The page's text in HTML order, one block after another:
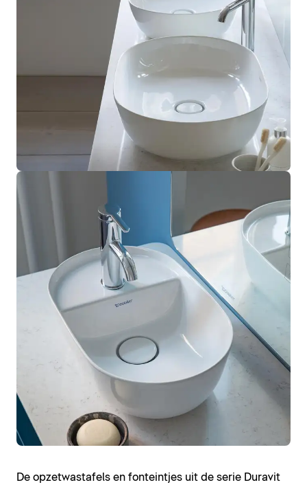
De opzetwastafels en fonteintjes uit de serie Duravit